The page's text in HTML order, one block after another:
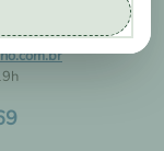
você a comprar seu